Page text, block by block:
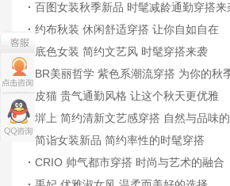
· 百图女装秋季新品 时髦减龄通勤穿搭来
· 约布秋装 休闲舒适穿搭 让你自如自在
底色女装 简约文艺风 时髦穿搭来袭
BR美丽哲学 紫色系潮流穿搭 为你的秋
皮猫 贵气通勤风格 让这个秋天更优雅
· 堓上 简约清新文艺感穿搭 自然与品味
简诣女装新品 简约率性的时髦穿搭
· CRIO 帅气都市穿搭 时尚与艺术的融合